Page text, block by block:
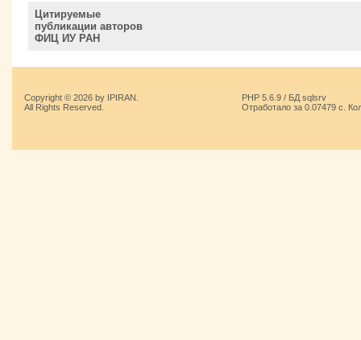
Цитируемые
публикации авторов
ФИЦ ИУ РАН
Copyright © 2026 by IPIRAN.
All Rights Reserved.
PHP 5.6.9 / БД sqlsrv
Отработало за 0.07479 с.